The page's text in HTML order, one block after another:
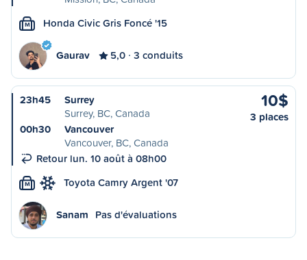
M Honda Civic Gris Foncé '15
Gaurav 5,0 3 conduits
23h45
Surrey
Surrey, BC, Canada
00h30
Vancouver
Vancouver, BC, Canada
Retour lun. 10 août à 08h00
10$
3 places
M Toyota Camry Argent '07
Sanam Pas d'évaluations